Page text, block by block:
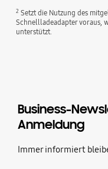
2 Setzt die Nutzung des
Schnellladeadapter voraus,
unterstützt.
Business-
Anmeldung
Immer informiert